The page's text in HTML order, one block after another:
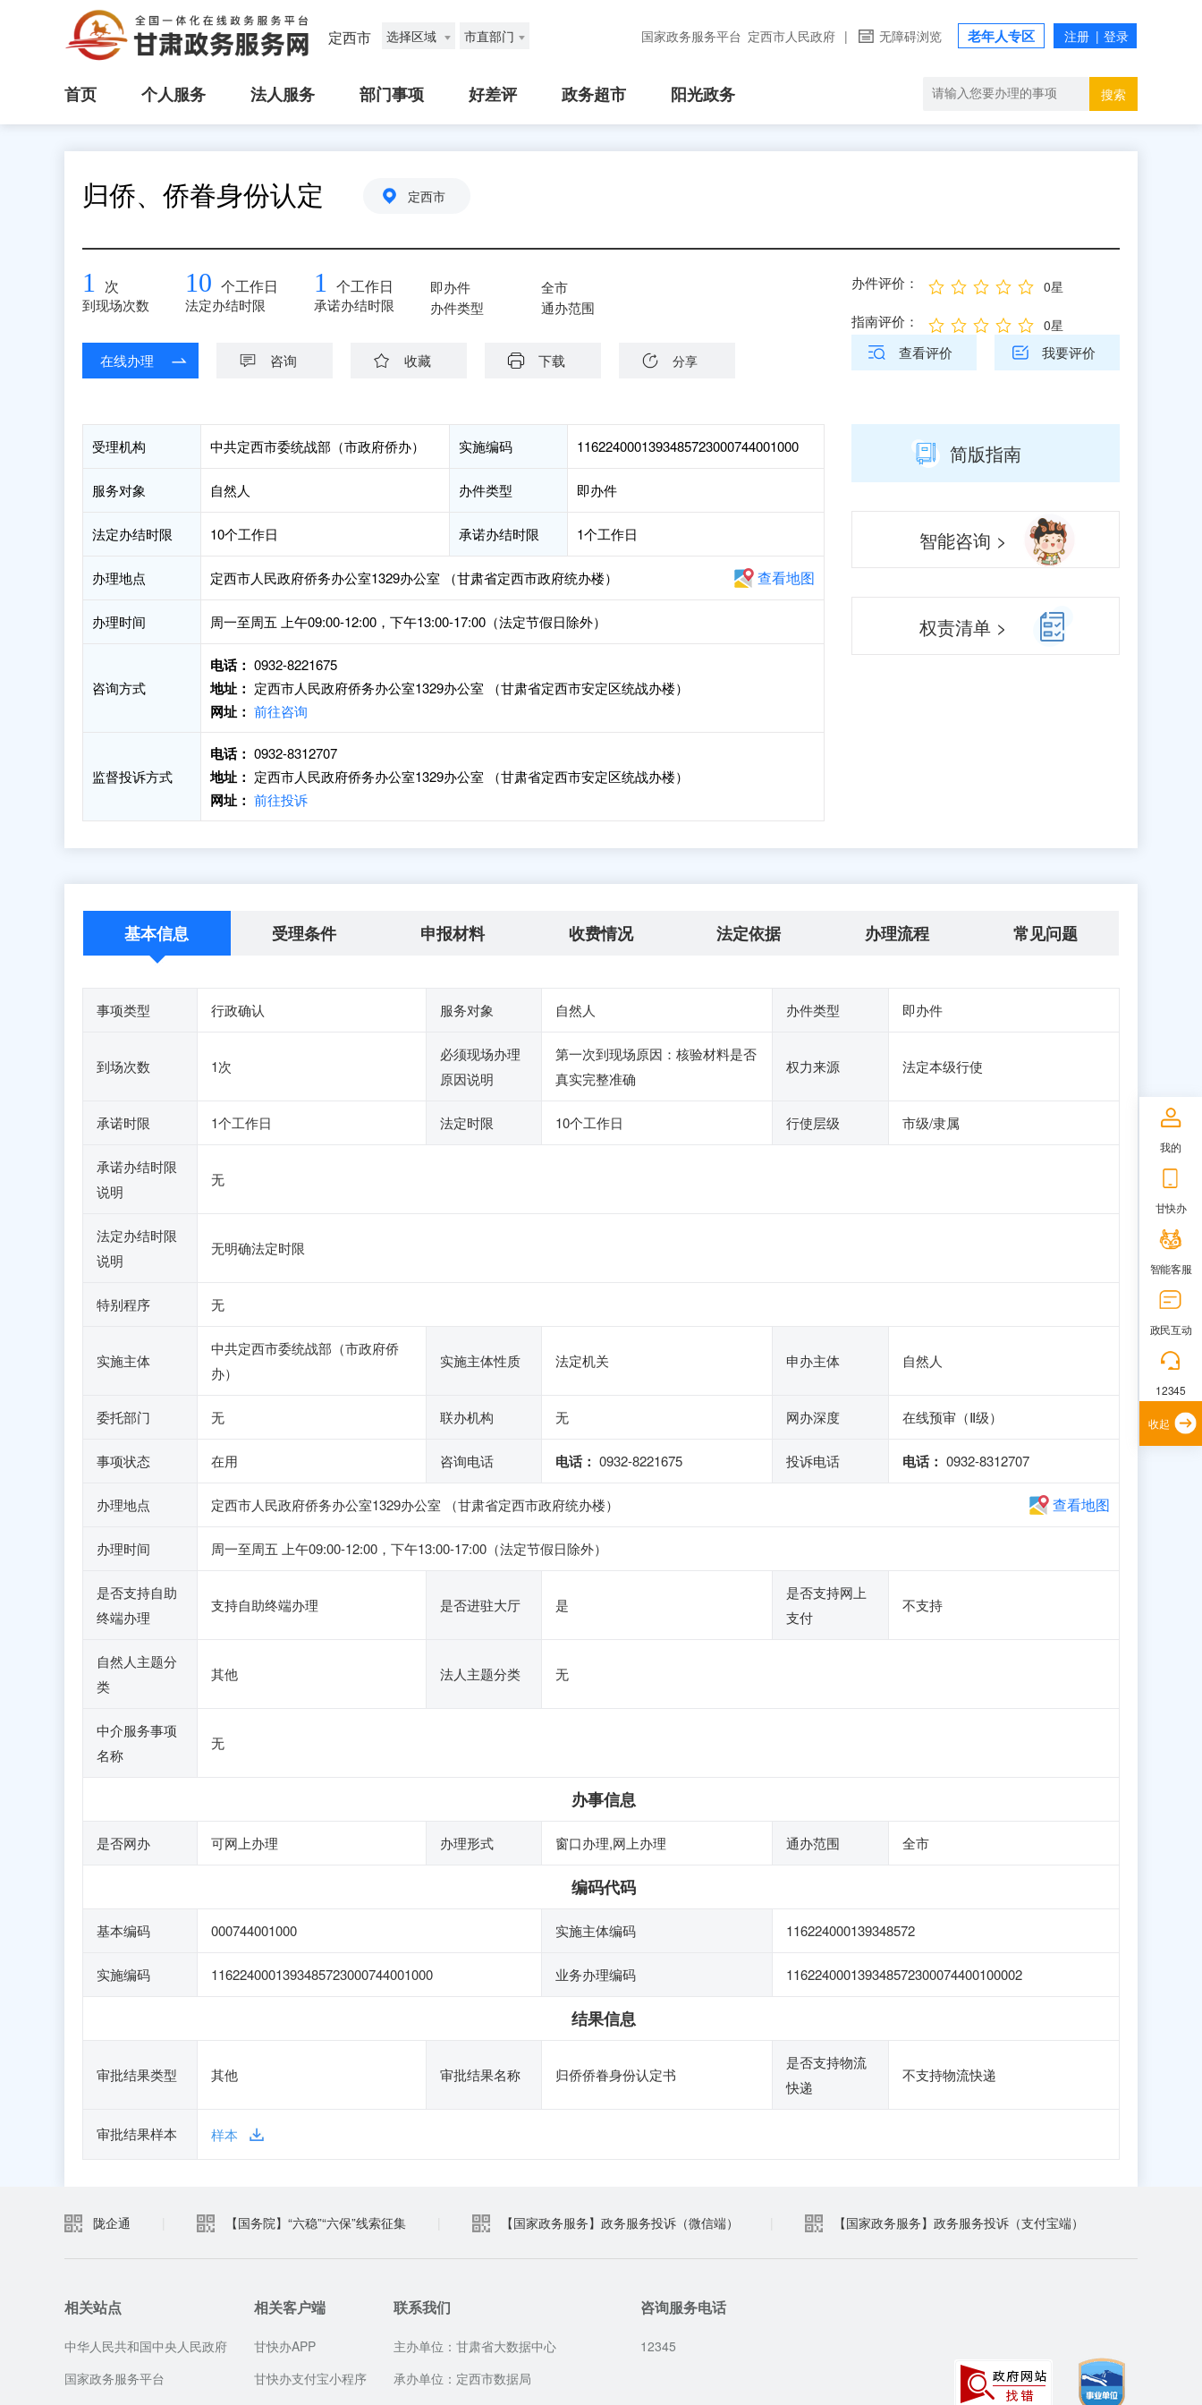
定西市 选择区域 市直部门 国家政务服务平台 定西市人民政府 | 无障碍浏览 老年人专区
首页 个人服务 法人服务 部门事项 好差评 政务超市 阳光政务 搜索
归侨、侨眷身份认定 定西市
1 次
到现场次数
10 个工作日
法定办结时限
1 个工作日
承诺办结时限
即办件
办件类型
全市
通办范围
在线办理 咨询 收藏 下载 分享
办件评价： 0星
指南评价： 0星
查看评价 我要评价
受理机构 中共定西市委统战部（市政府侨办） 实施编码 1162240001393485723000744001000
服务对象 自然人 办件类型 即办件
法定办结时限 10个工作日 承诺办结时限 1个工作日
办理地点 定西市人民政府侨务办公室1329办公室 （甘肃省定西市政府统办楼） 查看地图
办理时间 周一至周五 上午09:00-12:00，下午13:00-17:00（法定节假日除外）
咨询方式
电话： 0932-8221675
地址： 定西市人民政府侨务办公室1329办公室 （甘肃省定西市安定区统战办楼）
网址： 前往咨询
监督投诉方式
电话： 0932-8312707
地址： 定西市人民政府侨务办公室1329办公室 （甘肃省定西市安定区统战办楼）
网址： 前往投诉
简版指南
智能咨询 >
权责清单 >
基本信息 受理条件 申报材料 收费情况 法定依据 办理流程 常见问题
事项类型 行政确认 服务对象 自然人 办件类型 即办件
到场次数 1次
必须现场办理
原因说明
第一次到现场原因：核验材料是否
真实完整准确
权力来源 法定本级行使
承诺时限 1个工作日 法定时限 10个工作日 行使层级 市级/隶属
承诺办结时限
说明
无
法定办结时限
说明
无明确法定时限
特别程序 无
实施主体
中共定西市委统战部（市政府侨
办）
实施主体性质 法定机关 申办主体 自然人
委托部门 无 联办机构 无 网办深度 在线预审（Ⅱ级）
事项状态 在用 咨询电话 电话： 0932-8221675 投诉电话 电话： 0932-8312707
办理地点 定西市人民政府侨务办公室1329办公室 （甘肃省定西市政府统办楼） 查看地图
办理时间 周一至周五 上午09:00-12:00，下午13:00-17:00（法定节假日除外）
是否支持自助
终端办理
支持自助终端办理 是否进驻大厅 是
是否支持网上
支付
不支持
自然人主题分
类
其他 法人主题分类 无
中介服务事项
名称
无
办事信息
是否网办 可网上办理 办理形式 窗口办理,网上办理 通办范围 全市
编码代码
基本编码 000744001000 实施主体编码 116224000139348572
实施编码 1162240001393485723000744001000 业务办理编码 116224000139348572300074400100002
结果信息
审批结果类型 其他 审批结果名称 归侨侨眷身份认定书
是否支持物流
快递
不支持物流快递
审批结果样本 样本
陇企通 【国务院】“六稳”“六保”线索征集 【国家政务服务】政务服务投诉（微信端） 【国家政务服务】政务服务投诉（支付宝端）
相关站点
中华人民共和国中央人民政府
国家政务服务平台
相关客户端
甘快办APP
甘快办支付宝小程序
联系我们
主办单位：甘肃省大数据中心
承办单位：定西市数据局
咨询服务电话
12345
我的
甘快办
智能客服
政民互动
12345
收起